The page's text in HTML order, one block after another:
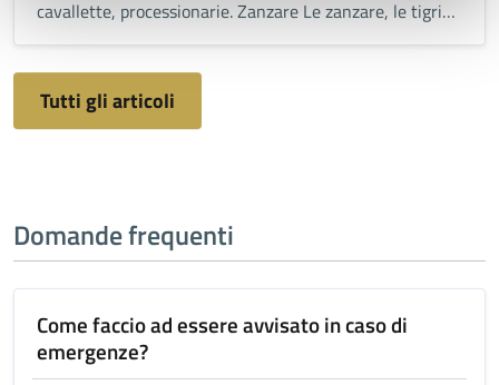
cavallette, processionarie. Zanzare Le zanzare, le tigri
Tutti gli articoli
Domande frequenti
Come faccio ad essere avvisato in caso di
emergenze?